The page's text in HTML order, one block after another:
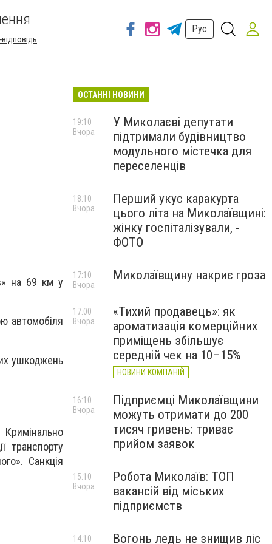
Рус
на 69 км у
автомобіля
ушкоджень
транспорту
Санкція
ОСТАННІ НОВИНИ
У Миколаєві депутати
підтримали будівництво
модульного містечка для
переселенців
19:10
Вчора
Перший укус каракурта
цього літа на Миколаївщині:
жінку госпіталізували, -
ФОТО
18:10
Вчора
Миколаївщину накриє гроза
17:10
Вчора
«Тихий продавець»: як
ароматизація комерційних
приміщень збільшує
середній чек на 10–15%
НОВИНИ КОМПАНІЙ
17:00
Вчора
Підприємці Миколаївщини
можуть отримати до 200
тисяч гривень: триває
прийом заявок
16:10
Вчора
Робота Миколаїв: ТОП
вакансій від міських
підприємств
15:10
Вчора
Вогонь ледь не знищив ліс
14:10